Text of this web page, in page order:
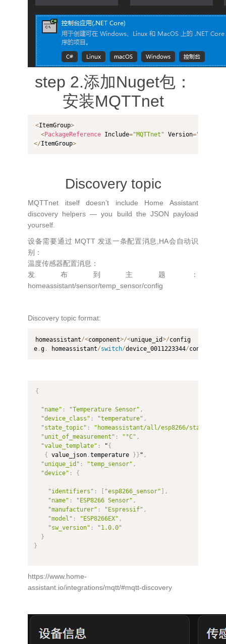
step 2.添加Nuget包：
安装MQTTnet
<ItemGroup>
<PackageReference Include="MQTTnet" Version=
</ItemGroup>
Discovery topic
MQTTnet itself doesn’t include Home Assistant
discovery helpers — you build the JSON payload
yourself.
设备需要通过 MQTT 发送一条配置消息,HA会自动识
别：
温度传感器配置消息：
发布到主题：
homeassistant/sensor/temp_sensor/config
Discovery topic format:
homeassistant/<component>/<unique_id>/config
e .g . homeassistant/switch/device_0011223344/config
{
"name" : "Temperature Sensor" ,
"device_class" : "temperature" ,
"state_topic" : "homeassistant/all/esp8266/state"
"unit_of_measurement" : "°C" ,
"value_template" : "{
{ value_json .temperature }} " ,
"unique_id" : "temp_sensor" ,
"device" : {
"identifiers" : [ "esp8266_sensor" ] ,
"name" : "ESP8266 Sensor" ,
"manufacturer" : "Espressif" ,
"model" : "ESP8266EX" ,
"sw_version" :
"1.0.0"
}
}
https://www.home-
assistant.io/integrations/mqtt/#mqtt-discovery